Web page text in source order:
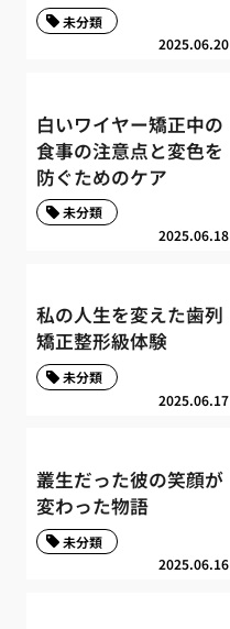
2025.06.20
未分類
白いワイヤー矯正中の
食事の注意点と変色を
防ぐためのケア
2025.06.18
未分類
私の人生を変えた歯列
矯正整形級体験
2025.06.17
未分類
叢生だった彼の笑顔が
変わった物語
2025.06.16
未分類